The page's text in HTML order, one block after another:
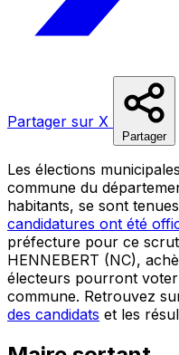
Partager sur X
Partager
Les élections
commune du
habitants, se sont
candidatures ont été
préfecture pour ce
HENNEBERT (NC),
électeurs pourront
commune. Retrouvez
des candidats et les